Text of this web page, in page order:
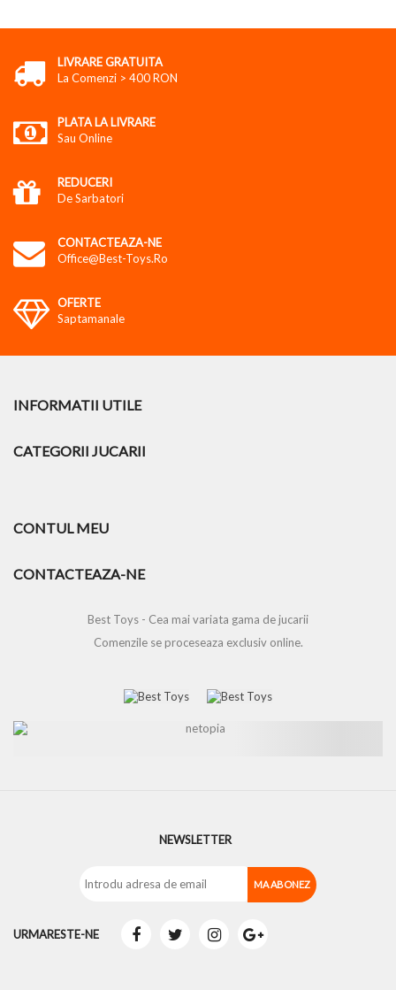
LIVRARE GRATUITA
La Comenzi > 400 RON
PLATA LA LIVRARE
Sau Online
REDUCERI
De Sarbatori
CONTACTEAZA-NE
Office@best-Toys.ro
OFERTE
Saptamanale
INFORMATII UTILE
CATEGORII JUCARII
CONTUL MEU
CONTACTEAZA-NE
Best Toys - Cea mai variata gama de jucarii
Comenzile se proceseaza exclusiv online.
NEWSLETTER
URMARESTE-NE